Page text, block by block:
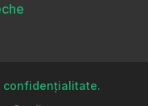
confidențialitate.